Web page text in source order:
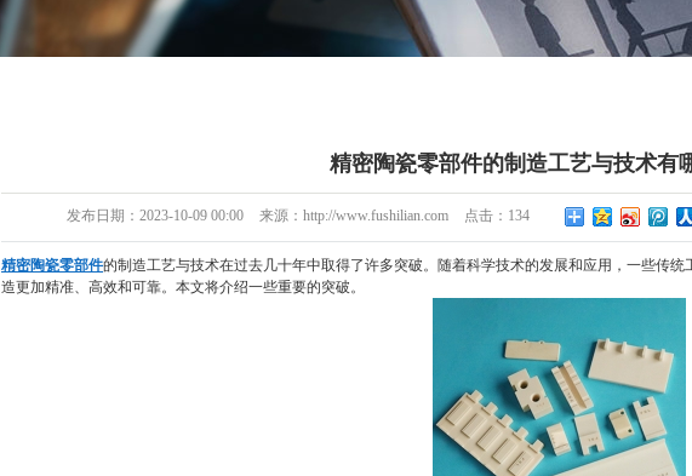
精密陶瓷零部件的制造工艺与技术有
发布日期： 2023-10-09 00:00 来源： http://www.fushilian.com 点击： 134
精密陶瓷零部件的制造工艺与技术在过去几十年中取得了许多突破。随着科学技术的发展和应用，一些传
造更加精准、高效和可靠。本文将介绍一些重要的突破。